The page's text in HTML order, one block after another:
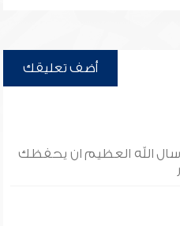
أضف تعليقك
اسال الله العظيم ان يحفظك